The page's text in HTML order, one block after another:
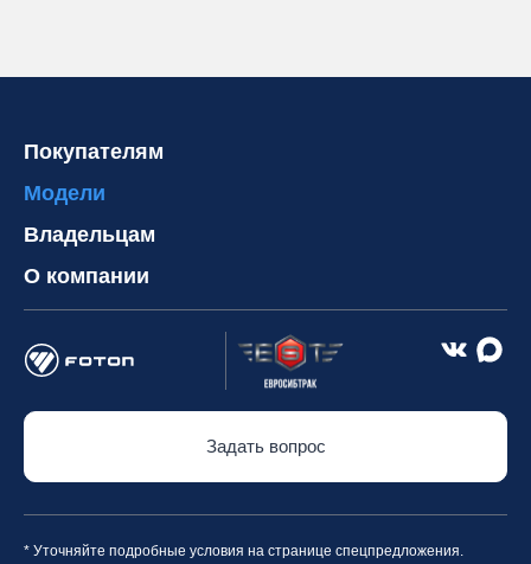
Покупателям
Модели
Владельцам
О компании
Задать вопрос
* Уточняйте подробные условия на странице спецпредложения.